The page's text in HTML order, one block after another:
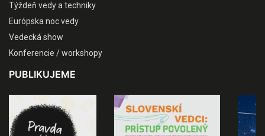
Týždeň vedy a techniky
Európska noc vedy
Vedecká show
Konferencie / workshopy
PUBLIKUJEME